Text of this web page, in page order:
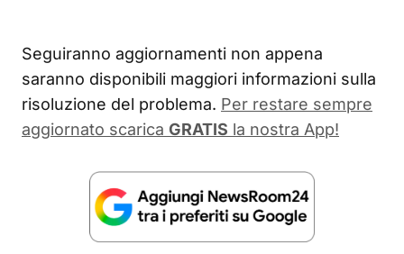
Seguiranno aggiornamenti non appena
saranno disponibili maggiori informazioni sulla
risoluzione del problema. Per restare sempre
aggiornato scarica GRATIS la nostra App!